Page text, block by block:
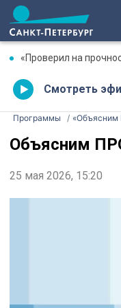
«Проверил на прочность»:
Смотреть
Программы
Объясним
25 мая 2026, 15:20